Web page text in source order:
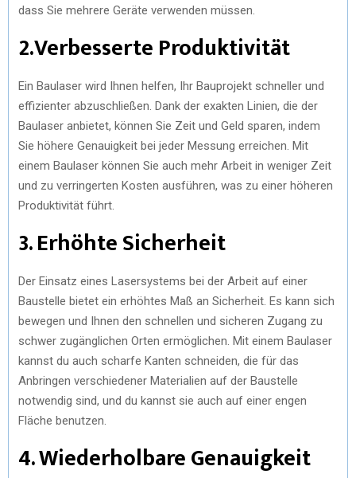
dass Sie mehrere Geräte verwenden müssen.
2.Verbesserte Produktivität
Ein Baulaser wird Ihnen helfen, Ihr Bauprojekt schneller und
effizienter abzuschließen. Dank der exakten Linien, die der
Baulaser anbietet, können Sie Zeit und Geld sparen, indem
Sie höhere Genauigkeit bei jeder Messung erreichen. Mit
einem Baulaser können Sie auch mehr Arbeit in weniger Zeit
und zu verringerten Kosten ausführen, was zu einer höheren
Produktivität führt.
3. Erhöhte Sicherheit
Der Einsatz eines Lasersystems bei der Arbeit auf einer
Baustelle bietet ein erhöhtes Maß an Sicherheit. Es kann sich
bewegen und Ihnen den schnellen und sicheren Zugang zu
schwer zugänglichen Orten ermöglichen. Mit einem Baulaser
kannst du auch scharfe Kanten schneiden, die für das
Anbringen verschiedener Materialien auf der Baustelle
notwendig sind, und du kannst sie auch auf einer engen
Fläche benutzen.
4. Wiederholbare Genauigkeit